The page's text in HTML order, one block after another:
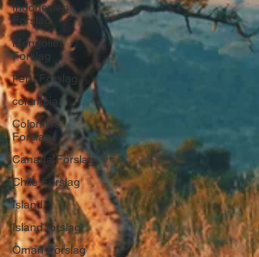
Indonesien
Forslag
Mongoliet
Forslag
Peru Forslag
colombia
Colombia
Forslag
Canada Forslag
Chile Forslag
Island
Island forslag
Oman Forslag